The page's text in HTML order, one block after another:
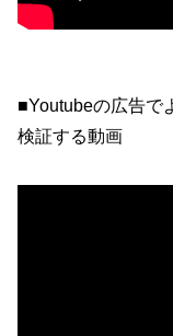
■Youtubeの広告で
検証する動画